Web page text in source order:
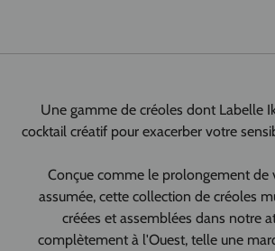
Une gamme de créoles dont Labelle
cocktail créatif pour exacerber votre
Conçue comme le prolongement de
assumée, cette collection de créoles
créées et assemblées dans notre
complètement à l'Ouest, telle une